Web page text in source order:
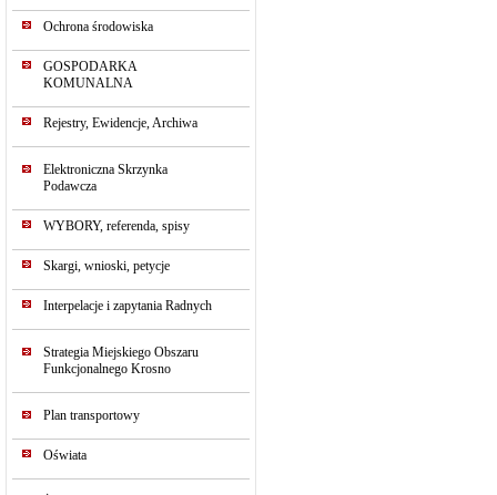
Ochrona środowiska
GOSPODARKA
KOMUNALNA
Rejestry, Ewidencje, Archiwa
Elektroniczna Skrzynka
Podawcza
WYBORY, referenda, spisy
Skargi, wnioski, petycje
Interpelacje i zapytania Radnych
Strategia Miejskiego Obszaru
Funkcjonalnego Krosno
Plan transportowy
Oświata